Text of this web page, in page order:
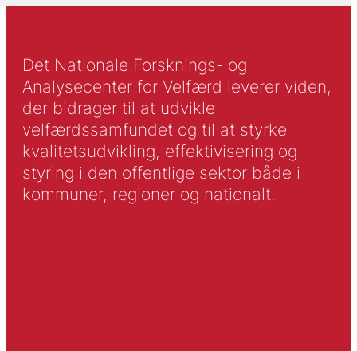
Det Nationale Forsknings- og
Analysecenter for Velfærd leverer viden,
der bidrager til at udvikle
velfærdssamfundet og til at styrke
kvalitetsudvikling, effektivisering og
styring i den offentlige sektor både i
kommuner, regioner og nationalt.